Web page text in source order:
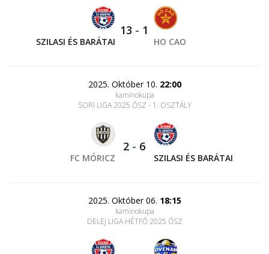
SZILASI ÉS BARÁTAI
13 - 1
HO CAO
2025. Október 10. 22:00
kaminokupa
SORI LIGA 2025 ŐSZ - 1. OSZTÁLY
FC MÓRICZ
2 - 6
SZILASI ÉS BARÁTAI
2025. Október 06. 18:15
kaminokupa
DELEJ LIGA HÉTFŐ 2025 ŐSZ